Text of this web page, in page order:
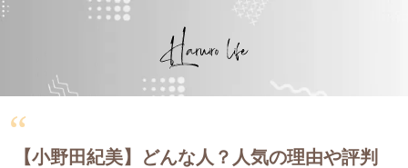
【小野田紀美】どんな人？人気の理由や評判